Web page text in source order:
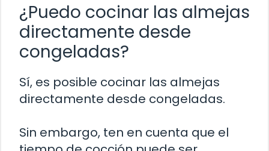
¿Puedo cocinar las almejas
directamente desde
congeladas?
Sí, es posible cocinar las almejas
directamente desde congeladas.
Sin embargo, ten en cuenta que el